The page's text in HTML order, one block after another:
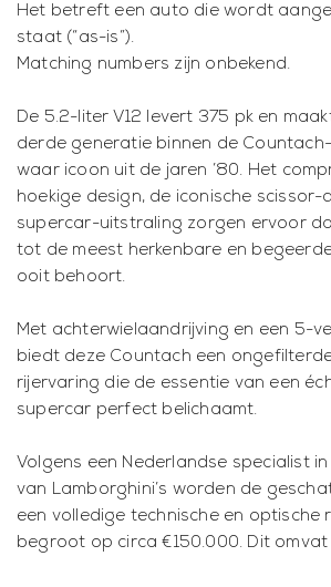
Het betreft een auto die wordt
staat (“as-is”).
Matching numbers zijn onbekend.
De 5.2-liter V12 levert 375 pk en
derde generatie binnen de
waar icoon uit de jaren ’80. Het
hoekige design, de iconische scissor-
supercar-uitstraling zorgen ervoor
tot de meest herkenbare en
ooit behoort.
Met achterwielaandrijving en een 5-
biedt deze Countach een
rijervaring die de essentie van een
supercar perfect belichaamt.
Volgens een Nederlandse specialist
van Lamborghini’s worden de
een volledige technische en optische
begroot op circa €150.000. Dit